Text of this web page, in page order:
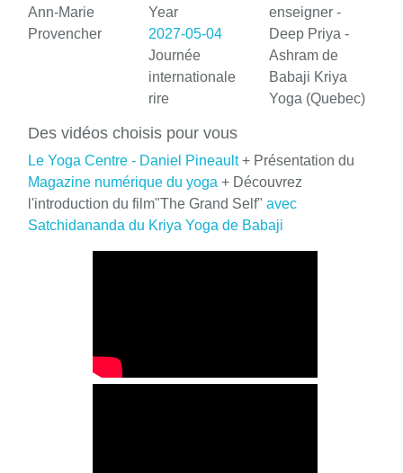
Ann-Marie
Provencher
Year
2027-05-04
Journée
internationale
rire
enseigner -
Deep Priya -
Ashram de
Babaji Kriya
Yoga (Quebec)
Des vidéos choisis pour vous
Le Yoga Centre - Daniel Pineault+ Présentation du
Magazine numérique du yoga + Découvrez
l'introduction du film"The Grand Self" avec
Satchidananda du Kriya Yoga de Babaji